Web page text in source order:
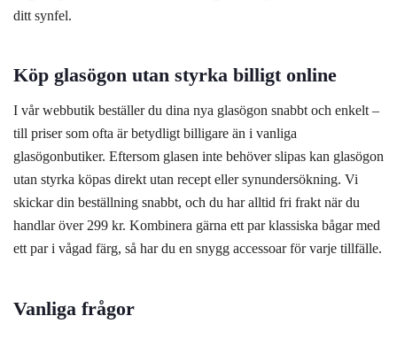
ditt synfel.
Köp glasögon utan styrka billigt online
I vår webbutik beställer du dina nya glasögon snabbt och enkelt –
till priser som ofta är betydligt billigare än i vanliga
glasögonbutiker. Eftersom glasen inte behöver slipas kan glasögon
utan styrka köpas direkt utan recept eller synundersökning. Vi
skickar din beställning snabbt, och du har alltid fri frakt när du
handlar över 299 kr. Kombinera gärna ett par klassiska bågar med
ett par i vågad färg, så har du en snygg accessoar för varje tillfälle.
Vanliga frågor